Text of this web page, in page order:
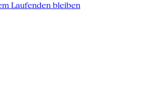
Laufenden bleiben